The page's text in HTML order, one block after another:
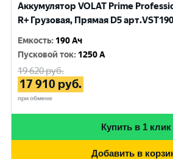
Аккумулятор VOLAT Prime
R+ Грузовая, Прямая D5
Емкость: 190 Ач
Пусковой ток: 1250 A
19 620руб.
17 910 руб.
при обмене
Купить в 1 клик
Добавить в